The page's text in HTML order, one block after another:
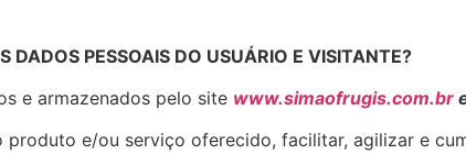
DADOS PESSOAIS DO USUÁRIO E VISITANTE?
e armazenados pelo site www.simaofrugis.com.br
e/ou serviço oferecido, facilitar, agilizar e